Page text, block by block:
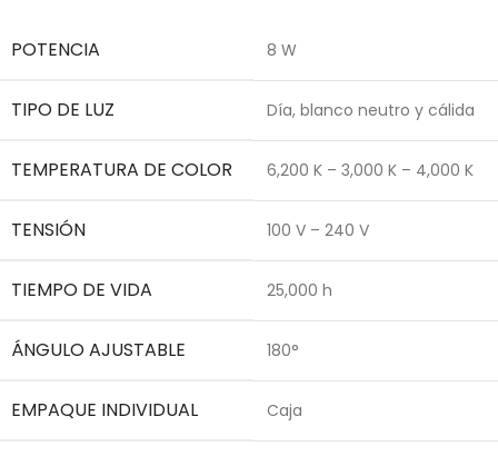
POTENCIA 8 W
TIPO DE LUZ Día, blanco neutro y cálida
TEMPERATURA DE COLOR 6,200 K – 3,000 K – 4,000 K
TENSIÓN 100 V – 240 V
TIEMPO DE VIDA 25,000 h
ÁNGULO AJUSTABLE 180°
EMPAQUE INDIVIDUAL Caja